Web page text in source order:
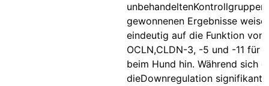
gewonnenen Ergebnisse
eindeutig auf die Funktion von
OCLN,CLDN-3, -5 und -11 für
beim Hund hin. Während sich
dieDownregulation signifikante